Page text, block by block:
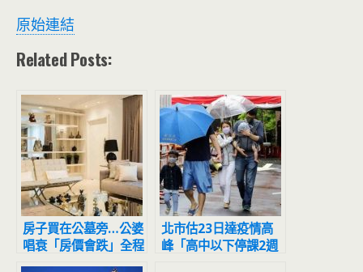
原始連結
Related Posts:
房子買在公墓旁…公婆
唱衰「房價會跌」全程
擺臭臉 人妻怒噴：等
北市估23日達疫情高
峰「高中以下停課2週